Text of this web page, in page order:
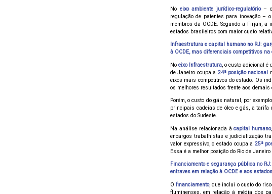
No eixo ambiente jurídico-regulatório–
regulação de patentes para inovação –
membros da OCDE. Segundo a Firjan,
estados brasileiros com maior custo
Infraestrutura e capital humano no RJ:
à OCDE, mas diferenciais competitivos na
Noeixo Infraestrutura, o custo adicional é
de Janeiro ocupa a 24ª posição nacional
eixos mais competitivos do estado. Os
os melhores resultados frente aos
Porém, o custo do gás natural, por
principais cadeias de óleo e gás, a tarifa
estados do Sudeste.
Na análise relacionada àcapital humano
encargos trabalhistas e judicialização
valor expressivo, o estado ocupa a 25ª
Essa é a melhor posição do Rio de
Financiamento e segurança pública no RJ:
entraves em relação à OCDE e aos
Ofinanciamento, que inclui o custo do
fluminenses, em relação à média dos